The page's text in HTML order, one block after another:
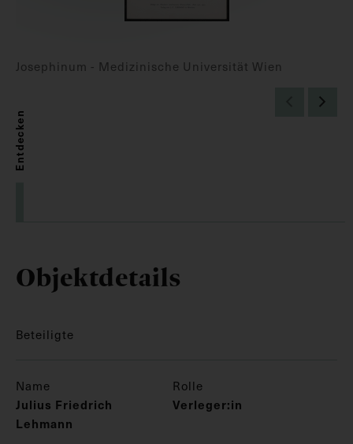
Josephinum - Medizinische Universität Wien
Entdecken
Objektdetails
Beteiligte
Name Rolle
Julius Friedrich
Lehmann
Verleger:in